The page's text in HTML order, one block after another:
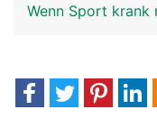
Wenn Sport krank